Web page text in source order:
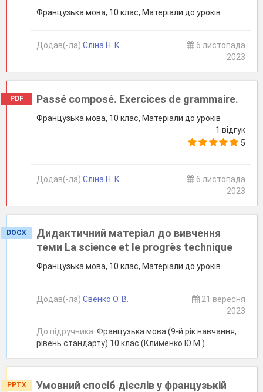
Французька мова, 10 клас, Матеріали до уроків
Додав(-ла) Єліна Н. К.
6 листопада
2023
PDF Passé composé. Exercices de grammaire.
Французька мова, 10 клас, Матеріали до уроків
1 відгук
5
Додав(-ла) Єліна Н. К.
6 листопада
2023
DOCX
Дидактичний матеріал до вивчення
теми La science et le progrès technique
Французька мова, 10 клас, Матеріали до уроків
Додав(-ла) Євенко О. В.
21 вересня
2023
До підручника Французька мова (9-й рік навчання,
рівень стандарту) 10 клас (Клименко Ю.М.)
PPTX
Умовний спосіб дієслів у французькій